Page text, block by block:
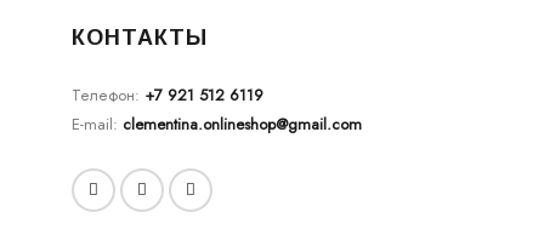
КОНТАКТЫ
Телефон: +7 921 512 6119
E-mail: clementina.onlineshop@gmail.com